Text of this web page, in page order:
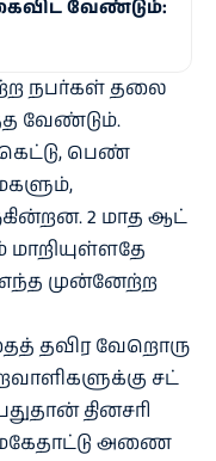
வேண்டும்:
நபர்​கள் தலை​
வேண்​டும்.
பெண்​
2 மாத ஆட்​
மாறி​யுள்​ளதே
முன்​னேற்​ற​
தவிர வேறொரு
சட்​
தினசரி
அணை